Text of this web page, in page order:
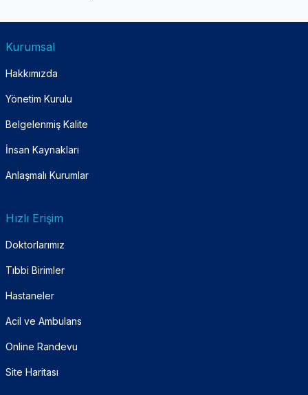
Kurumsal
Hakkımızda
Yönetim Kurulu
Belgelenmiş Kalite
İnsan Kaynakları
Anlaşmalı Kurumlar
Hızlı Erişim
Doktorlarımız
Tıbbi Birimler
Hastaneler
Acil ve Ambulans
Online Randevu
Site Haritası